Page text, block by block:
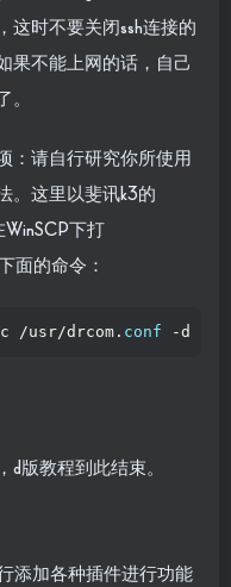
这时不要关闭ssh连接的
果不能上网的话，自己
：请自行研究你所使用
。这里以斐讯k3的
下打
面的命令：
/usr/drcom. conf -d -e
版教程到此结束。
添加各种插件进行功能